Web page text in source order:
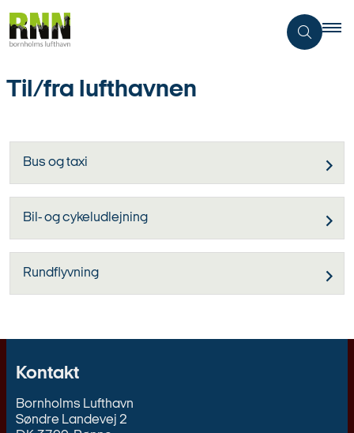
Til/fra lufthavnen
Bus og taxi
Bil- og cykeludlejning
Rundflyvning
Kontakt
Bornholms Lufthavn
Søndre Landevej 2